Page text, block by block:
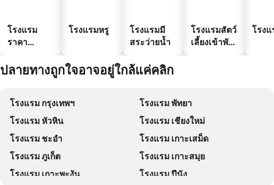
โรงแรม
ราคา
โรงแรมหรู
โรงแรมมี
สระว่ายน้ำ
โรงแรมสัตว์
เลี้ยงเข้าพัก
โรง
ปลายทางถูกใจอาจอยู่ใกล้แค่คลิก
โรงแรม กรุงเทพฯ
โรงแรม พัทยา
โรงแรม หัวหิน
โรงแรม เชียงใหม่
โรงแรม ชะอำ
โรงแรม เกาะเสม็ด
โรงแรม ภูเก็ต
โรงแรม เกาะสมุย
โรงแรม เกาะพะงัน
โรงแรม ปีนัง